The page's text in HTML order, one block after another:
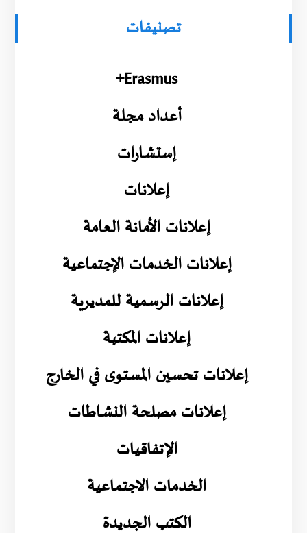
تصنيفات
Erasmus+
أعداد مجلة
إستشارات
إعلانات
إعلانات الأمانة العامة
إعلانات الخدمات الإجتماعية
إعلانات الرسمية للمديرية
إعلانات المكتبة
إعلانات تحسين المستوى في الخارج
إعلانات مصلحة النشاطات
الإتفاقيات
الخدمات الاجتماعية
الكتب الجديدة